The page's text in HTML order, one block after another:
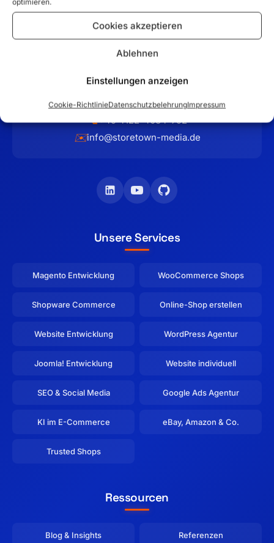
optimieren.
Cookies akzeptieren
Ablehnen
Einstellungen anzeigen
Cookie-RichtlinieDatenschutzbelehrungImpressum
und professionelle Firmenauftritte im Raum Hamburg. Seit
Magento, WooCommerce und Shopware.
📍Schilfweg 17,25436 Tornesch
📞+49 4122-4084-792
✉️info@storetown-media.de
Unsere Services
Magento Entwicklung WooCommerce Shops
Shopware Commerce Online-Shop erstellen
Website Entwicklung WordPress Agentur
Joomla! Entwicklung Website individuell
SEO & Social Media Google Ads Agentur
KI im E-Commerce eBay, Amazon & Co.
Trusted Shops
Ressourcen
Blog & Insights Referenzen